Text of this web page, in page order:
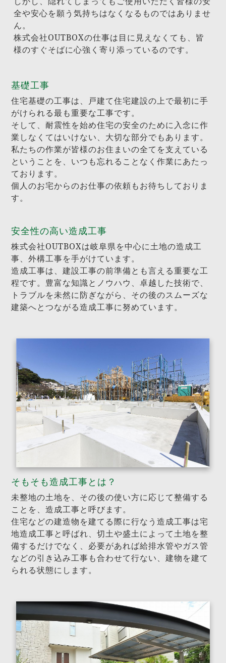
全や安心を願う気持ちはなくなるものではありませ
ん。
株式会社OUTBOXの仕事は目に見えなくても、皆
様のすぐそばに心強く寄り添っているのです。
基礎工事
住宅基礎の工事は、戸建て住宅建設の上で最初に手
がけられる最も重要な工事です。
そして、耐震性を始め住宅の安全のために入念に作
業しなくてはいけない、大切な部分でもあります。
私たちの作業が皆様のお住まいの全てを支えている
ということを、いつも忘れることなく作業にあたっ
ております。
個人のお宅からのお仕事の依頼もお待ちしておりま
す。
安全性の高い造成工事
株式会社OUTBOXは岐阜県を中心に土地の造成工
事、外構工事を手がけています。
造成工事は、建設工事の前準備とも言える重要な工
程です。豊富な知識とノウハウ、卓越した技術で、
トラブルを未然に防ぎながら、その後のスムーズな
建築へとつながる造成工事に努めています。
そもそも造成工事とは？
未整地の土地を、その後の使い方に応じて整備する
ことを、造成工事と呼びます。
住宅などの建造物を建てる際に行なう造成工事は宅
地造成工事と呼ばれ、切土や盛土によって土地を整
備するだけでなく、必要があれば給排水管やガス管
などの引き込み工事も合わせて行ない、建物を建て
られる状態にします。